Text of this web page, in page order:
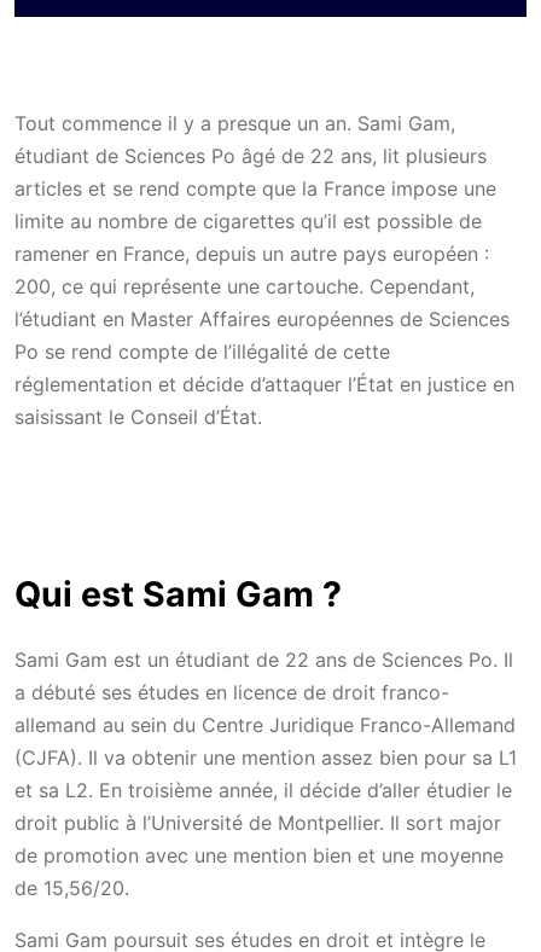
Tout commence il y a presque un an. Sami Gam,
étudiant de Sciences Po âgé de 22 ans, lit plusieurs
articles et se rend compte que la France impose une
limite au nombre de cigarettes qu’il est possible de
ramener en France, depuis un autre pays européen :
200, ce qui représente une cartouche. Cependant,
l’étudiant en Master Affaires européennes de Sciences
Po se rend compte de l’illégalité de cette
réglementation et décide d’attaquer l’État en justice en
saisissant le Conseil d’État.
Qui est Sami Gam ?
Sami Gam est un étudiant de 22 ans de Sciences Po. Il
a débuté ses études en licence de droit franco-
allemand au sein du Centre Juridique Franco-Allemand
(CJFA). Il va obtenir une mention assez bien pour sa L1
et sa L2. En troisième année, il décide d’aller étudier le
droit public à l’Université de Montpellier. Il sort major
de promotion avec une mention bien et une moyenne
de 15,56/20.
Sami Gam poursuit ses études en droit et intègre le